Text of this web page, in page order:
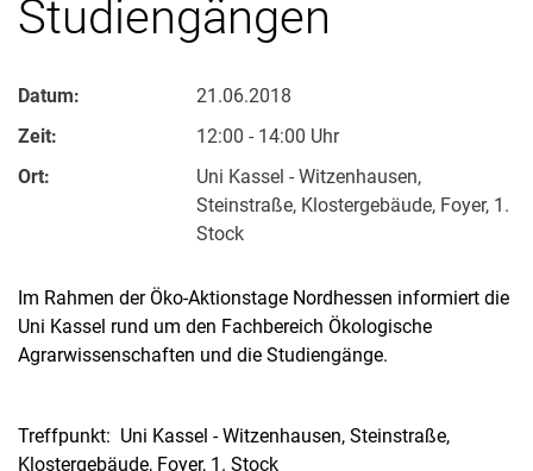
Studiengängen
Datum:
21.06.2018
Zeit:
12:00 - 14:00 Uhr
Ort:
Uni Kassel - Witzenhausen,
Steinstraße, Klostergebäude, Foyer, 1.
Stock
Im Rahmen der Öko-Aktionstage Nordhessen informiert die
Uni Kassel rund um den Fachbereich Ökologische
Agrarwissenschaften und die Studiengänge.
Treffpunkt: Uni Kassel - Witzenhausen, Steinstraße,
Klostergebäude, Foyer, 1. Stock